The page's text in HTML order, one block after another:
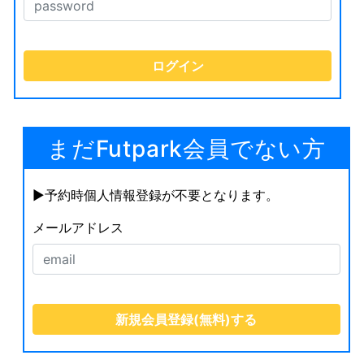
まだFutpark会員でない方
▶︎予約時個人情報登録が不要となります。
メールアドレス